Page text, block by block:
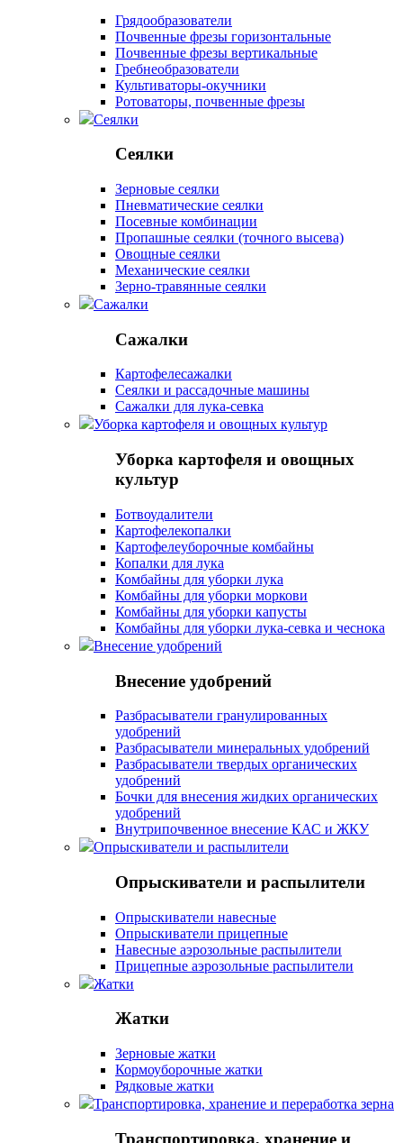
Грядообразователи
Почвенные фрезы горизонтальные
Почвенные фрезы вертикальные
Гребнеобразователи
Культиваторы-окучники
Ротоваторы, почвенные фрезы
Сеялки
Сеялки
Зерновые сеялки
Пневматические сеялки
Посевные комбинации
Пропашные сеялки (точного высева)
Овощные сеялки
Механические сеялки
Зерно-травянные сеялки
Сажалки
Сажалки
Картофелесажалки
Сеялки и рассадочные машины
Сажалки для лука-севка
Уборка картофеля и овощных культур
Уборка картофеля и овощных
культур
Ботвоудалители
Картофелекопалки
Картофелеуборочные комбайны
Копалки для лука
Комбайны для уборки лука
Комбайны для уборки моркови
Комбайны для уборки капусты
Комбайны для уборки лука-севка и чеснока
Внесение удобрений
Внесение удобрений
Разбрасыватели гранулированных
удобрений
Разбрасыватели минеральных удобрений
Разбрасыватели твердых органических
удобрений
Бочки для внесения жидких органических
удобрений
Внутрипочвенное внесение КАС и ЖКУ
Опрыскиватели и распылители
Опрыскиватели и распылители
Опрыскиватели навесные
Опрыскиватели прицепные
Навесные аэрозольные распылители
Прицепные аэрозольные распылители
Жатки
Жатки
Зерновые жатки
Кормоуборочные жатки
Рядковые жатки
Транспортировка, хранение и переработка зерна
Транспортировка, хранение и